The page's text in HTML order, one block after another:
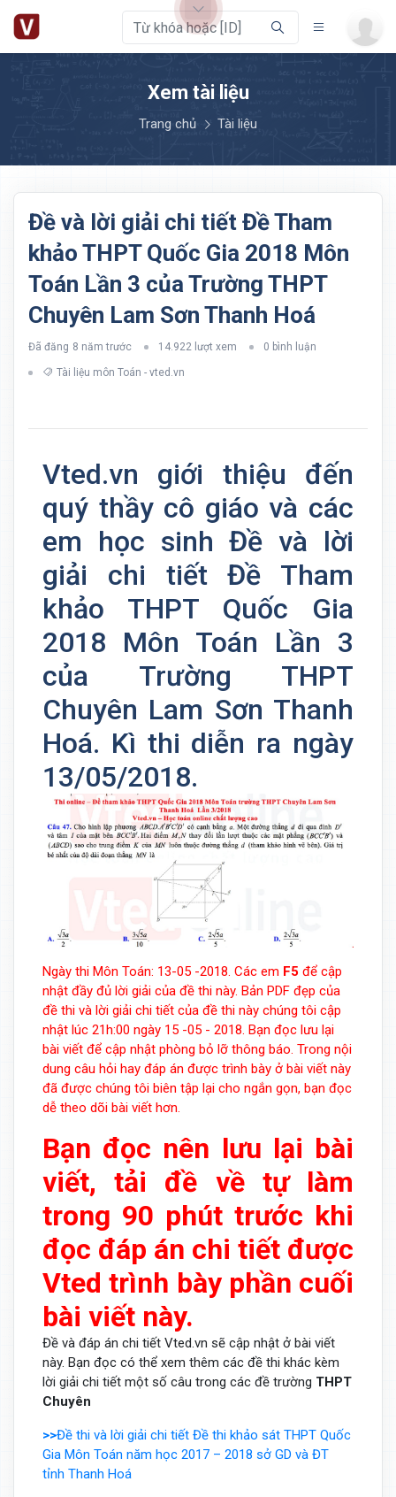
Xem tài liệu
Trang chủ Tài liệu
Đề và lời giải chi tiết Đề Tham
khảo THPT Quốc Gia 2018 Môn
Toán Lần 3 của Trường THPT
Chuyên Lam Sơn Thanh Hoá
Đã đăng 8 năm trước 14.922 lượt xem 0 bình luận
Tài liệu môn Toán - vted.vn
Vted.vn giới thiệu đến
quý thầy cô giáo và các
em học sinh Đề và lời
giải chi tiết Đề Tham
khảo THPT Quốc Gia
2018 Môn Toán Lần 3
của Trường THPT
Chuyên Lam Sơn Thanh
Hoá. Kì thi diễn ra ngày
13/05/2018.
Ngày thi Môn Toán: 13-05 -2018. Các em F5 để cập
nhật đầy đủ lời giải của đề thi này. Bản PDF đẹp của
đề thi và lời giải chi tiết của đề thi này chúng tôi cập
nhật lúc 21h:00 ngày 15 -05 - 2018. Bạn đọc lưu lại
bài viết để cập nhật phòng bỏ lỡ thông báo. Trong nội
dung câu hỏi hay đáp án được trình bày ở bài viết này
đã được chúng tôi biên tập lại cho ngắn gọn, bạn đọc
dễ theo dõi bài viết hơn.
Bạn đọc nên lưu lại bài
viết, tải đề về tự làm
trong 90 phút trước khi
đọc đáp án chi tiết được
Vted trình bày phần cuối
bài viết này.
Đề và đáp án chi tiết Vted.vn sẽ cập nhật ở bài viết
này. Bạn đọc có thể xem thêm các đề thi khác kèm
lời giải chi tiết một số câu trong các đề trường THPT
Chuyên
>>Đề thi và lời giải chi tiết Đề thi khảo sát THPT Quốc
Gia Môn Toán năm học 2017 – 2018 sở GD và ĐT
tỉnh Thanh Hoá